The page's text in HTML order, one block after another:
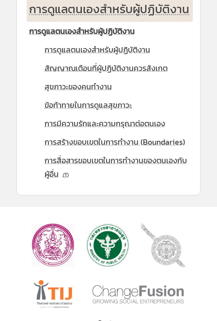
การดูแลตนเองสำหรับผู้ปฏิบัติงาน
การดูแลตนเองสำหรับผู้ปฏิบัติงาน
การดูแลตนเองสำหรับผู้ปฏิบัติงาน
สัญญาณเตือนที่ผู้ปฏิบัติงานควรสังเกต
สุขภาวะของคนทำงาน
ข้อท้าทายในการดูแลสุขภาวะ
การมีความรักและความกรุณาต่อตนเอง
การสร้างขอบเขตในการทำงาน (Boundaries)
การสื่อสารขอบเขตในการทำงานของตนเองกับ
ผู้อื่น